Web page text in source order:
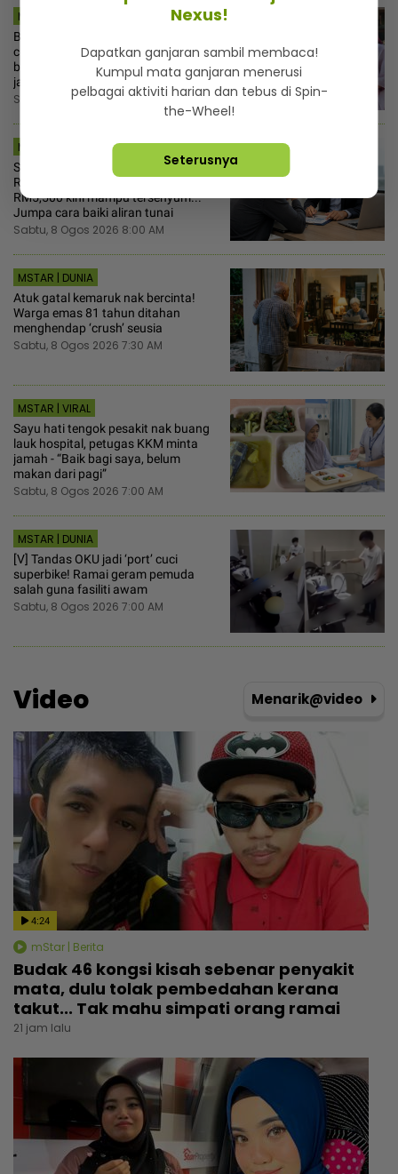
MSTAR | HIBURAN
Bukan luahan rumah tangga, isteri
cuma kongsi kata-kata semangat
buat Usop... “Ayat ChatGPT pun dia
jadikan status”
Sabtu, 8 Ogos 2026 8:30 AM
MSTAR | MYR
Sesak nafas kena bayar hutang
RM4,200 sebulan, jurutera bergaji
RM5,500 kini mampu tersenyum...
Jumpa cara baiki aliran tunai
Sabtu, 8 Ogos 2026 8:00 AM
MSTAR | DUNIA
Atuk gatal kemaruk nak bercinta!
Warga emas 81 tahun ditahan
menghendap ‘crush’ seusia
Sabtu, 8 Ogos 2026 7:30 AM
MSTAR | VIRAL
Sayu hati tengok pesakit nak buang
lauk hospital, petugas KKM minta
jamah - “Baik bagi saya, belum
makan dari pagi”
Sabtu, 8 Ogos 2026 7:00 AM
MSTAR | DUNIA
[V] Tandas OKU jadi ‘port’ cuci
superbike! Ramai geram pemuda
salah guna fasiliti awam
Sabtu, 8 Ogos 2026 7:00 AM
Video Menarik@video
4:24
mStar | Berita
Budak 46 kongsi kisah sebenar penyakit
mata, dulu tolak pembedahan kerana
takut... Tak mahu simpati orang ramai
21 jam lalu
Nexus!
Dapatkan ganjaran sambil membaca!
Kumpul mata ganjaran menerusi
pelbagai aktiviti harian dan tebus di Spin-
the-Wheel!
Seterusnya